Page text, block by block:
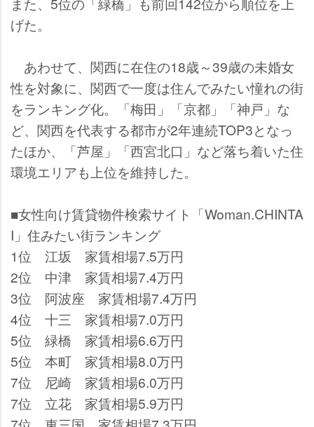
げた。
あわせて、関西に在住の18歳～39歳の未婚女
性を対象に、関西で一度は住んでみたい憧れの街
をランキング化。「梅田」「京都」「神戸」な
ど、関西を代表する都市が2年連続TOP3となっ
たほか、「芦屋」「西宮北口」など落ち着いた住
環境エリアも上位を維持した。
■女性向け賃貸物件検索サイト「Woman.CHINTA
I」住みたい街ランキング
1位 江坂 家賃相場7.5万円
2位 中津 家賃相場7.4万円
3位 阿波座 家賃相場7.4万円
4位 十三 家賃相場7.0万円
5位 緑橋 家賃相場6.6万円
5位 本町 家賃相場8.0万円
7位 尼崎 家賃相場6.0万円
7位 立花 家賃相場5.9万円